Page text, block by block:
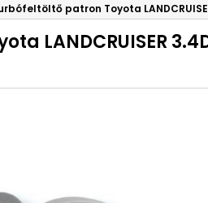
patron Toyota
LANDCRUISER